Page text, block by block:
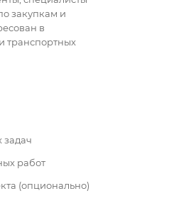
закупкам и
в
транспортных
задач
работ
(опционально)